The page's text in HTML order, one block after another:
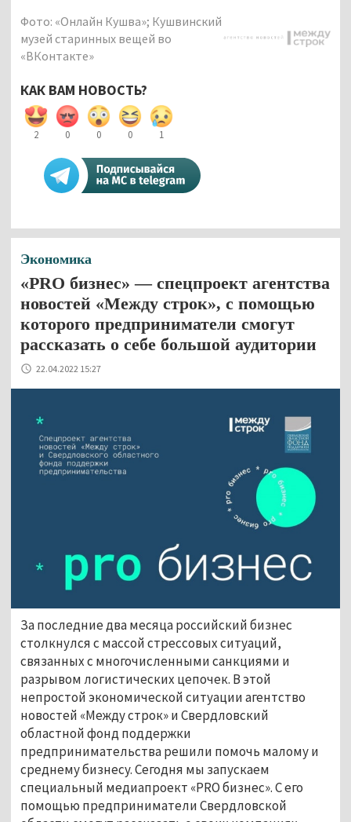
Фото: «Онлайн Кушва»; Кушвинский
музей старинных вещей во
«ВКонтакте»
КАК ВАМ НОВОСТЬ?
2 0 0 0 1
Экономика
«PRO бизнес» — спецпроект агентства
новостей «Между строк», с помощью
которого предприниматели смогут
рассказать о себе большой аудитории
22.04.2022 15:27
За последние два месяца российский бизнес
столкнулся с массой стрессовых ситуаций,
связанных с многочисленными санкциями и
разрывом логистических цепочек. В этой
непростой экономической ситуации агентство
новостей «Между строк» и Свердловский
областной фонд поддержки
предпринимательства решили помочь малому и
среднему бизнесу. Сегодня мы запускаем
специальный медиапроект «PRO бизнес». С его
помощью предприниматели Свердловской